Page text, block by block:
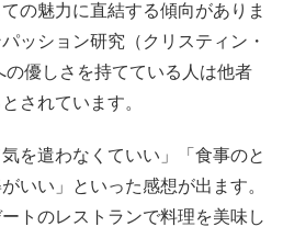
の魅力に直結する傾向がありま
ッション研究（クリスティン・
優しさを持てている人は他者
されています。
を遣わなくていい」「食事のと
いい」といった感想が出ます。
トのレストランで料理を美味し